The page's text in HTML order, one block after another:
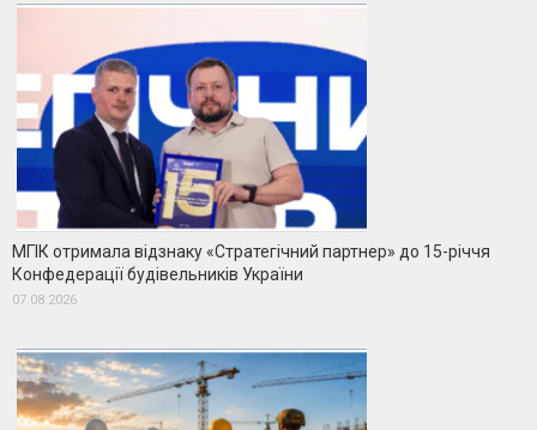
МГІК отримала відзнаку «Стратегічний партнер» до 15-річчя
Конфедерації будівельників України
07.08.2026